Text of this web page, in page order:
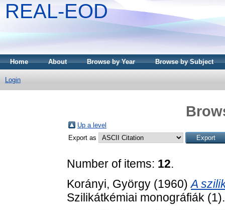
REAL-EOD
Home About Browse by Year Browse by Subject
Login
Up a level
Export as
Number of items: 12.
Korányi, György (1960)A
Szilikátkémiai monográfiák